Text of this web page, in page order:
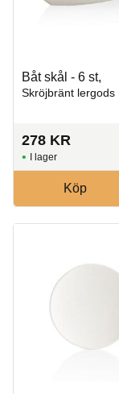
Båt skål - 6 st,
Skröjbränt lergods
278 KR
I lager
Köp